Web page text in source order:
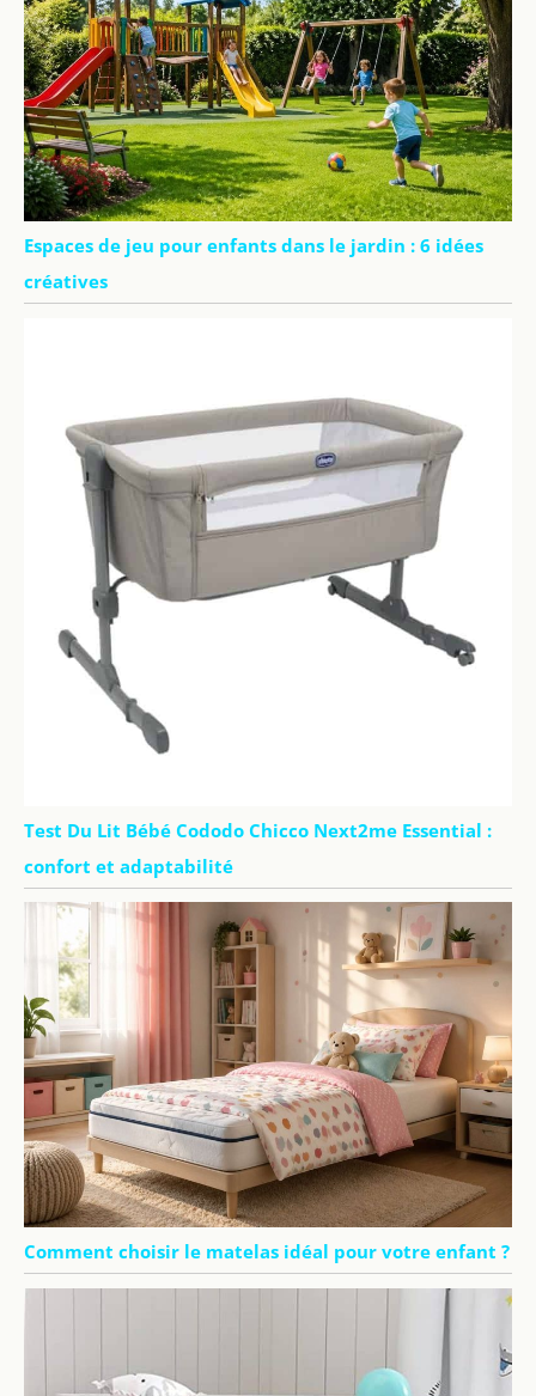
Espaces de jeu pour enfants dans le jardin : 6 idées
créatives
Test Du Lit Bébé Cododo Chicco Next2me Essential :
confort et adaptabilité
Comment choisir le matelas idéal pour votre enfant ?